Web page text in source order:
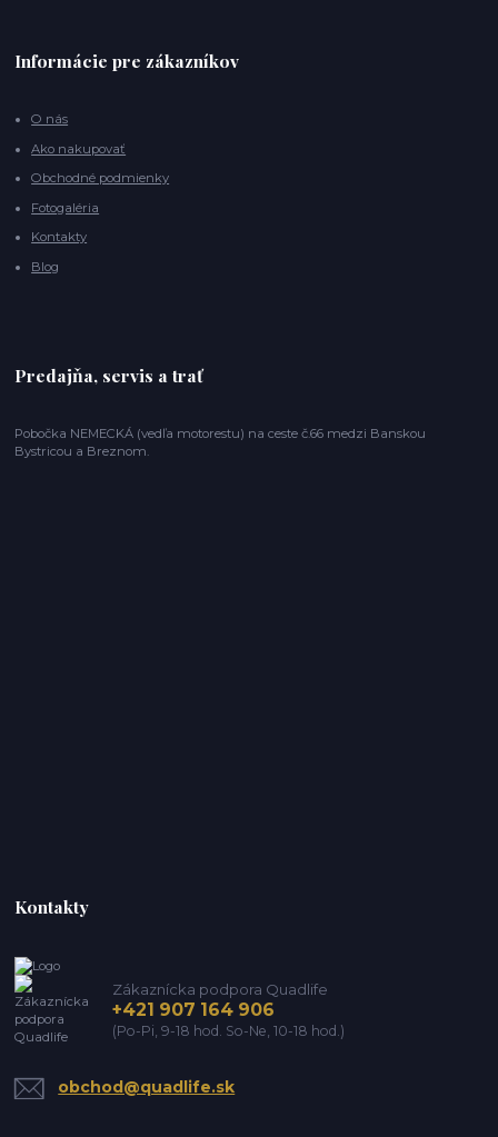
Informácie pre zákazníkov
O nás
Ako nakupovať
Obchodné podmienky
Fotogaléria
Kontakty
Blog
Predajňa, servis a trať
Pobočka NEMECKÁ (vedľa motorestu) na ceste č.66 medzi Banskou
Bystricou a Breznom.
Kontakty
Zákaznícka podpora Quadlife
+421 907 164 906
(Po-Pi, 9-18 hod. So-Ne, 10-18 hod.)
obchod@quadlife.sk